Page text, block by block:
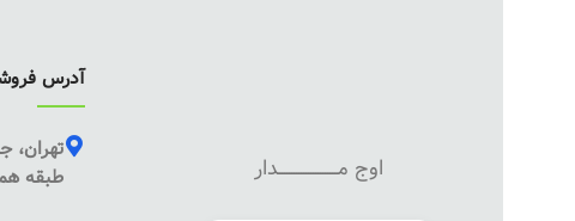
اوج مـــــــــــــــــــــــــدار
آدرس
تهران،
طبقه